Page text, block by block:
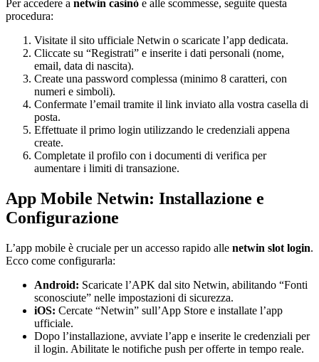
Per accedere a netwin casinò e alle scommesse, seguite questa
procedura:
Visitate il sito ufficiale Netwin o scaricate l’app dedicata.
Cliccate su “Registrati” e inserite i dati personali (nome,
email, data di nascita).
Create una password complessa (minimo 8 caratteri, con
numeri e simboli).
Confermate l’email tramite il link inviato alla vostra casella di
posta.
Effettuate il primo login utilizzando le credenziali appena
create.
Completate il profilo con i documenti di verifica per
aumentare i limiti di transazione.
App Mobile Netwin: Installazione e
Configurazione
L’app mobile è cruciale per un accesso rapido alle netwin slot login.
Ecco come configurarla:
Android: Scaricate l’APK dal sito Netwin, abilitando “Fonti
sconosciute” nelle impostazioni di sicurezza.
iOS: Cercate “Netwin” sull’App Store e installate l’app
ufficiale.
Dopo l’installazione, avviate l’app e inserite le credenziali per
il login. Abilitate le notifiche push per offerte in tempo reale.